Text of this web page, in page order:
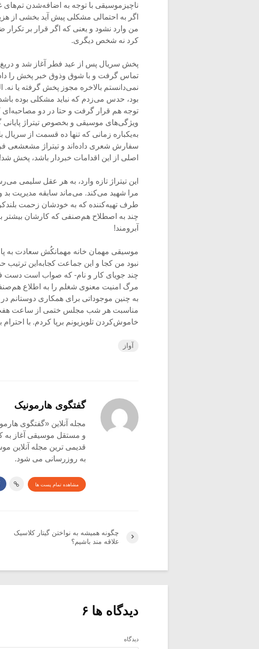
ناچیزموسیقی با توجه به اضافه‌شدن تم‌های
اگر به احتمالی مشکلی پیش آید بخشی از
من وارد نشود و یعنی که اگر قرار بر
کرد نه شخص دیگری.
پخش سریال پس از عید فطر آغاز شد و دریغ
تماس گرفت و با شوق وذوق خبر پخش را داد.
نمی‌دانستم بالاخره مجوز پخش گرفته یا نه.
توجه هم قرار گرفت و حتا در دو
ویژگی‌های موسیقی و بخصوص تیتراژ پایانی
به‌یکباره زمانی که تنها ده قسمت از سریال
سفارش شعری داده‌اند و تیتراژ مشعشعی
اصلی از این اقدامات خبردار باشد، پخش شد!
این تیتراژ تازه ‌وارد، به هر عقل سلیمی
مرا شهید می‌کند. می‌ماند سابقه مدیریت
چند به‌ اصطلاح هم‌صنفی که کارشان بیشتر
آبرومند!
موسیقی مهمان‌ خانه مهمانکُش سعادت به
نبود من کجا و این جماعت کجابه‌این ترتیب
چند جویای کار و نام- که صواب است دست‌
مرگ امنیت معنوی شغلم را به اطلاع
به چنین موجوداتی برای همکاری دوستانم
مناسبت هر شب مجلس ختمی از ساعت
خاموش‌کردن تلویزیونم بر‌پا کردم. با
آواز
گفتگوی هارمونیک
و مستقل موسیقی آغاز به
قدیمی ترین مجله
به روزرسانی می شود.
مشاهده تمام پست ها
چگونه همیشه به نواختن گیتار کلاسیک
علاقه مند باشیم؟
دیدگاه ها ۶
دیدگاه